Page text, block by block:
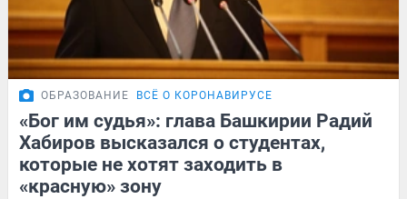
ОБРАЗОВАНИЕ ВСЁ О КОРОНАВИРУСЕ
«Бог им судья»: глава Башкирии Радий
Хабиров высказался о студентах,
которые не хотят заходить в
«красную» зону